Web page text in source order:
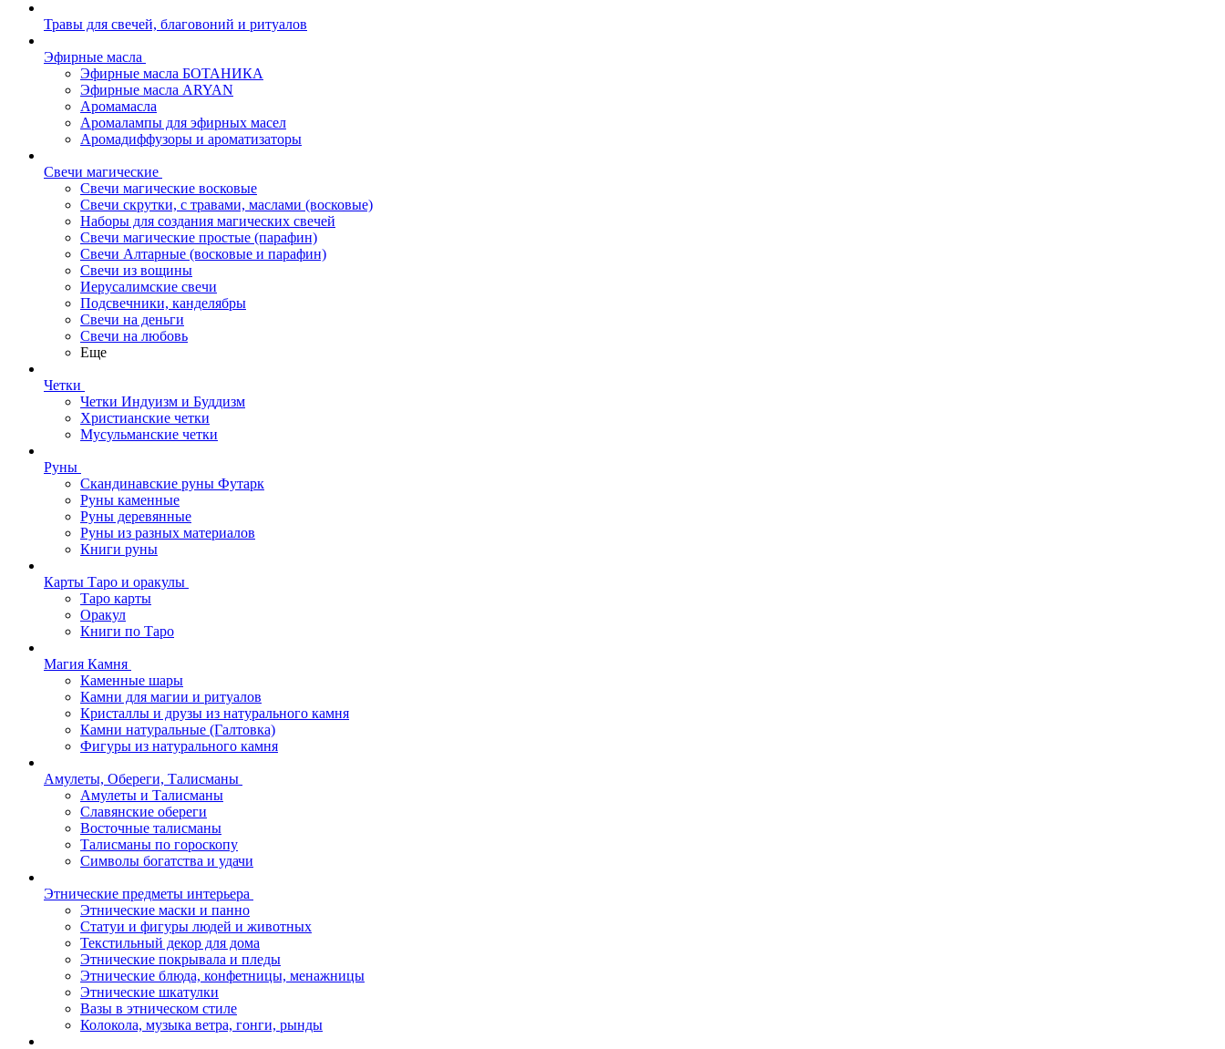
Травы для свечей, благовоний и ритуалов
Эфирные масла
Эфирные масла БОТАНИКА
Эфирные масла ARYAN
Аромамасла
Аромалампы для эфирных масел
Аромадиффузоры и ароматизаторы
Свечи магические
Свечи магические восковые
Свечи скрутки, с травами, маслами (восковые)
Наборы для создания магических свечей
Свечи магические простые (парафин)
Свечи Алтарные (восковые и парафин)
Свечи из вощины
Иерусалимские свечи
Подсвечники, канделябры
Свечи на деньги
Свечи на любовь
Еще
Четки
Четки Индуизм и Буддизм
Христианские четки
Мусульманские четки
Руны
Скандинавские руны Футарк
Руны каменные
Руны деревянные
Руны из разных материалов
Книги руны
Карты Таро и оракулы
Таро карты
Оракул
Книги по Таро
Магия Камня
Каменные шары
Камни для магии и ритуалов
Кристаллы и друзы из натурального камня
Камни натуральные (Галтовка)
Фигуры из натурального камня
Амулеты, Обереги, Талисманы
Амулеты и Талисманы
Славянские обереги
Восточные талисманы
Талисманы по гороскопу
Символы богатства и удачи
Этнические предметы интерьера
Этнические маски и панно
Статуи и фигуры людей и животных
Текстильный декор для дома
Этнические покрывала и пледы
Этнические блюда, конфетницы, менажницы
Этнические шкатулки
Вазы в этническом стиле
Колокола, музыка ветра, гонги, рынды